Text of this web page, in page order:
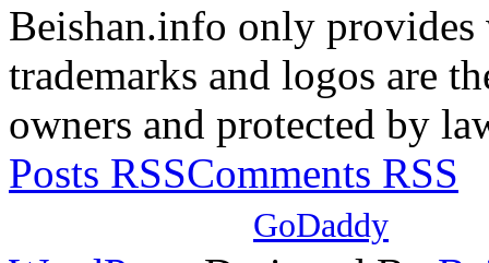
Beishan.info only provides
trademarks and logos are
owners and protected by
Posts RSSComments RSS
GoDaddy